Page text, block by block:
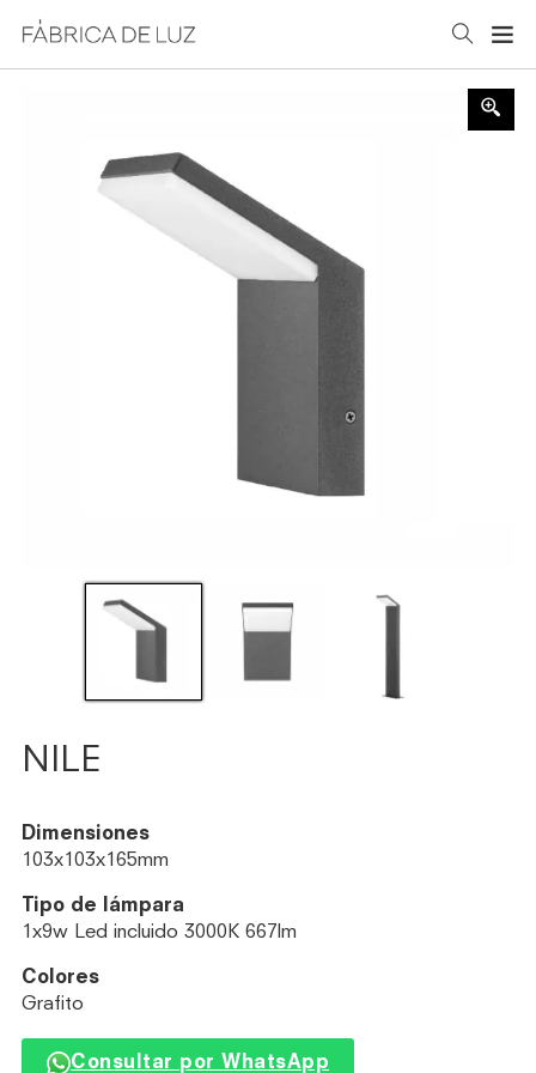
NILE
Dimensiones
103x103x165mm
Tipo de lámpara
1x9w Led incluido 3000K 667lm
Colores
Grafito
Consultar por WhatsApp